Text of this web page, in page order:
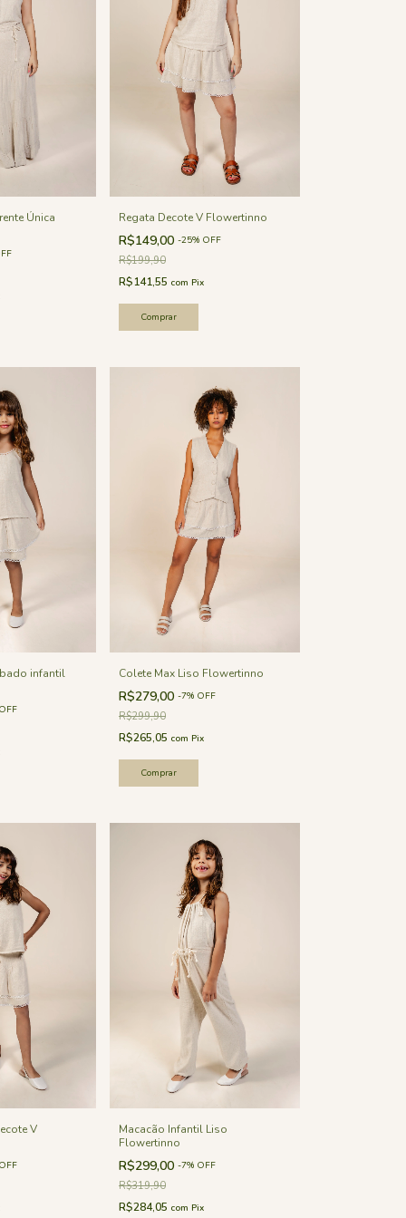
Única
Regata Decote V Flowertinno
R$149,00 -25% OFF
R$199,90
R$141,55 com Pix
Comprar
infantil
OFF
Colete Max Liso Flowertinno
R$279,00 -7% OFF
R$299,90
R$265,05 com Pix
Comprar
V
OFF
Macacão Infantil Liso
Flowertinno
R$299,00 -7% OFF
R$319,90
R$284,05 com Pix